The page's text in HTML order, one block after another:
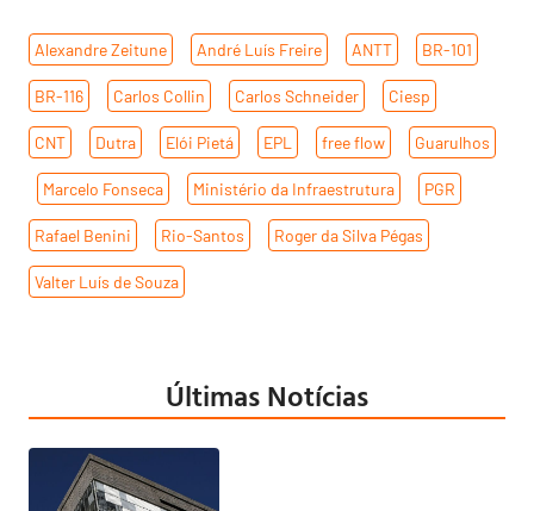
Alexandre Zeitune André Luís Freire ANTT BR-101
BR-116 Carlos Collin Carlos Schneider Ciesp
CNT Dutra Elói Pietá EPL free flow Guarulhos
Marcelo Fonseca Ministério da Infraestrutura PGR
Rafael Benini Rio-Santos Roger da Silva Pégas
Valter Luís de Souza
Últimas Notícias